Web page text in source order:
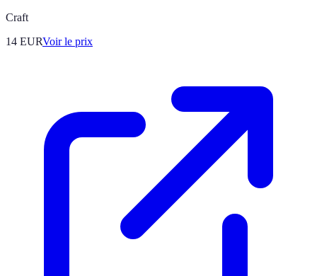
Craft
14 EURVoir le prix